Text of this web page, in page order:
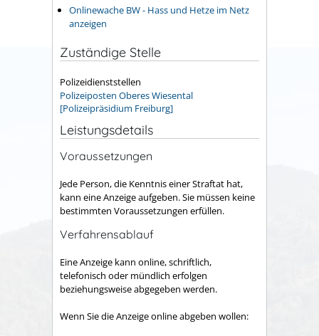
Onlinewache BW - Hass und Hetze im Netz
anzeigen
Zuständige Stelle
Polizeidienststellen
Polizeiposten Oberes Wiesental
[Polizeipräsidium Freiburg]
Leistungsdetails
Voraussetzungen
Jede Person, die Kenntnis einer Straftat hat,
kann eine Anzeige aufgeben. Sie müssen keine
bestimmten Voraussetzungen erfüllen.
Verfahrensablauf
Eine Anzeige kann online, schriftlich,
telefonisch oder mündlich erfolgen
beziehungsweise abgegeben werden.
Wenn Sie die Anzeige online abgeben wollen: